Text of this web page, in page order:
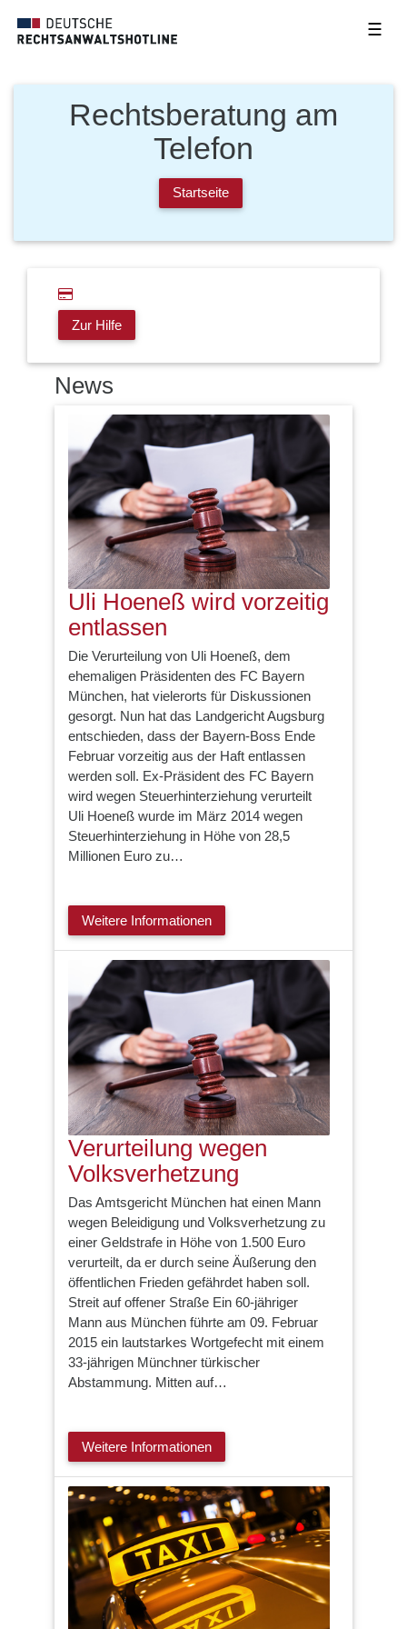
☰
Rechtsberatung am
Telefon
Startseite
Zur Hilfe
News
Uli Hoeneß wird vorzeitig
entlassen
Die Verurteilung von Uli Hoeneß, dem
ehemaligen Präsidenten des FC Bayern
München, hat vielerorts für Diskussionen
gesorgt. Nun hat das Landgericht Augsburg
entschieden, dass der Bayern-Boss Ende
Februar vorzeitig aus der Haft entlassen
werden soll. Ex-Präsident des FC Bayern
wird wegen Steuerhinterziehung verurteilt
Uli Hoeneß wurde im März 2014 wegen
Steuerhinterziehung in Höhe von 28,5
Millionen Euro zu…
Weitere Informationen
Verurteilung wegen
Volksverhetzung
Das Amtsgericht München hat einen Mann
wegen Beleidigung und Volksverhetzung zu
einer Geldstrafe in Höhe von 1.500 Euro
verurteilt, da er durch seine Äußerung den
öffentlichen Frieden gefährdet haben soll.
Streit auf offener Straße Ein 60-jähriger
Mann aus München führte am 09. Februar
2015 ein lautstarkes Wortgefecht mit einem
33-jährigen Münchner türkischer
Abstammung. Mitten auf…
Weitere Informationen